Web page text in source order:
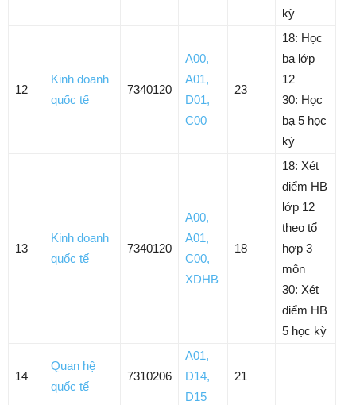
kỳ
12
Kinh doanh
quốc tế
7340120
A00,
A01,
D01,
C00
23
18: Học
bạ lớp
12
30: Học
bạ 5 học
kỳ
13
Kinh doanh
quốc tế
7340120
A00,
A01,
C00,
XDHB
18
18: Xét
điểm HB
lớp 12
theo tổ
hợp 3
môn
30: Xét
điểm HB
5 học kỳ
14
Quan hệ
quốc tế
7310206
A01,
D14,
D15
21